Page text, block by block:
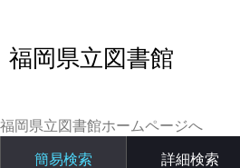
福岡県立図書館
福岡県立図書館ホームページへ
簡易検索 詳細検索